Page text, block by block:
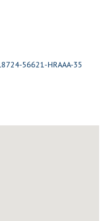
56621-HRAAA-35